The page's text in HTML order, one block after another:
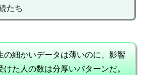
たち
の細かいデータは薄いのに、影響
けた人の数は分厚いパターンだ。